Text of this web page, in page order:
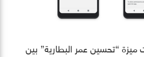
ميزة “تحسين عمر البطارية” بين